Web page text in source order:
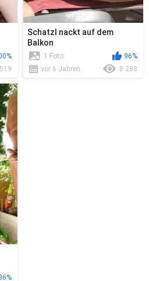
Schatzl nackt auf dem
Balkon
1 Foto
96%
vor 6 Jahren
8 288